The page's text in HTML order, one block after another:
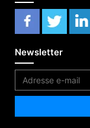
Newsletter